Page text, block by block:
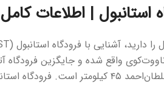
استانبول | اطلاعات